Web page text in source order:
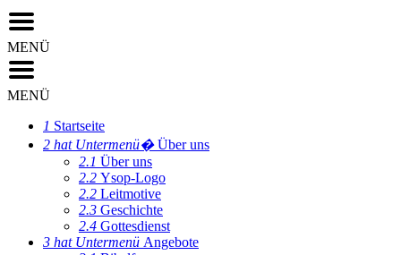
MENÜ
MENÜ
1 Startseite
2 hat Untermenü� Über uns
2.1 Über uns
2.2 Ysop-Logo
2.2 Leitmotive
2.3 Geschichte
2.4 Gottesdienst
3 hat Untermenü Angebote